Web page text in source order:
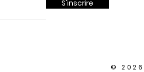
S'inscrire
© 2026